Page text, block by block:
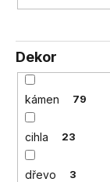
Dekor
kámen 79
cihla 23
dřevo 3